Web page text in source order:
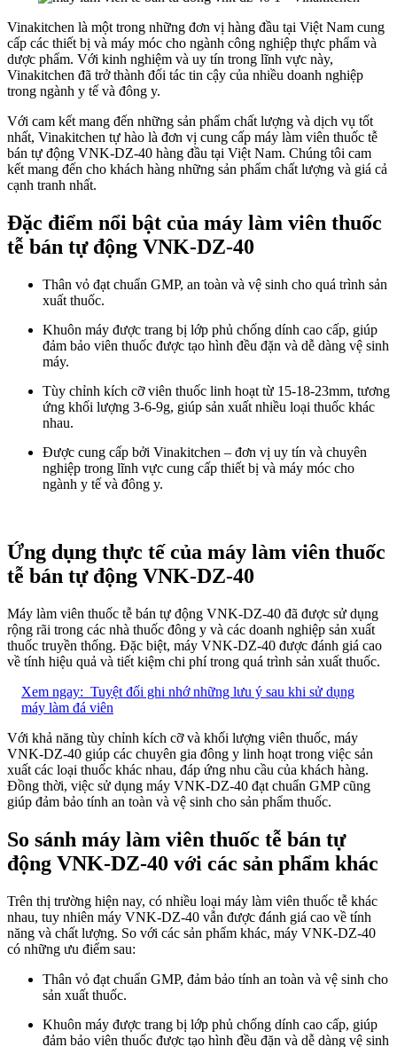
Vinakitchen là một trong những đơn vị hàng đầu tại Việt Nam cung
cấp các thiết bị và máy móc cho ngành công nghiệp thực phẩm và
dược phẩm. Với kinh nghiệm và uy tín trong lĩnh vực này,
Vinakitchen đã trở thành đối tác tin cậy của nhiều doanh nghiệp
trong ngành y tế và đông y.
Với cam kết mang đến những sản phẩm chất lượng và dịch vụ tốt
nhất, Vinakitchen tự hào là đơn vị cung cấp máy làm viên thuốc tễ
bán tự động VNK-DZ-40 hàng đầu tại Việt Nam. Chúng tôi cam
kết mang đến cho khách hàng những sản phẩm chất lượng và giá cả
cạnh tranh nhất.
Đặc điểm nổi bật của máy làm viên thuốc
tễ bán tự động VNK-DZ-40
Thân vỏ đạt chuẩn GMP, an toàn và vệ sinh cho quá trình sản
xuất thuốc.
Khuôn máy được trang bị lớp phủ chống dính cao cấp, giúp
đảm bảo viên thuốc được tạo hình đều đặn và dễ dàng vệ sinh
máy.
Tùy chỉnh kích cỡ viên thuốc linh hoạt từ 15-18-23mm, tương
ứng khối lượng 3-6-9g, giúp sản xuất nhiều loại thuốc khác
nhau.
Được cung cấp bởi Vinakitchen – đơn vị uy tín và chuyên
nghiệp trong lĩnh vực cung cấp thiết bị và máy móc cho
ngành y tế và đông y.
Ứng dụng thực tế của máy làm viên thuốc
tễ bán tự động VNK-DZ-40
Máy làm viên thuốc tễ bán tự động VNK-DZ-40 đã được sử dụng
rộng rãi trong các nhà thuốc đông y và các doanh nghiệp sản xuất
thuốc truyền thống. Đặc biệt, máy VNK-DZ-40 được đánh giá cao
về tính hiệu quả và tiết kiệm chi phí trong quá trình sản xuất thuốc.
Xem ngay: Tuyệt đối ghi nhớ những lưu ý sau khi sử dụng
máy làm đá viên
Với khả năng tùy chỉnh kích cỡ và khối lượng viên thuốc, máy
VNK-DZ-40 giúp các chuyên gia đông y linh hoạt trong việc sản
xuất các loại thuốc khác nhau, đáp ứng nhu cầu của khách hàng.
Đồng thời, việc sử dụng máy VNK-DZ-40 đạt chuẩn GMP cũng
giúp đảm bảo tính an toàn và vệ sinh cho sản phẩm thuốc.
So sánh máy làm viên thuốc tễ bán tự
động VNK-DZ-40 với các sản phẩm khác
Trên thị trường hiện nay, có nhiều loại máy làm viên thuốc tễ khác
nhau, tuy nhiên máy VNK-DZ-40 vẫn được đánh giá cao về tính
năng và chất lượng. So với các sản phẩm khác, máy VNK-DZ-40
có những ưu điểm sau:
Thân vỏ đạt chuẩn GMP, đảm bảo tính an toàn và vệ sinh cho
sản xuất thuốc.
Khuôn máy được trang bị lớp phủ chống dính cao cấp, giúp
đảm bảo viên thuốc được tạo hình đều đặn và dễ dàng vệ sinh